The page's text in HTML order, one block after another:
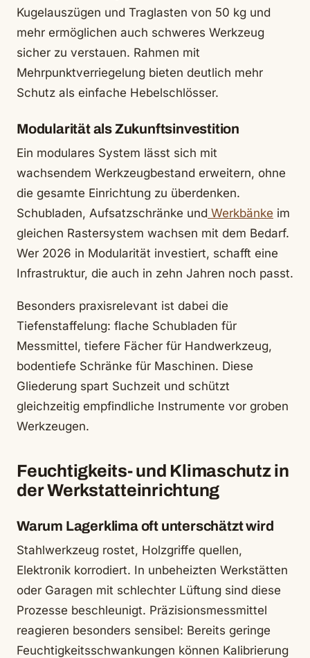
Kugelauszügen und Traglasten von 50 kg und
mehr ermöglichen auch schweres Werkzeug
sicher zu verstauen. Rahmen mit
Mehrpunktverriegelung bieten deutlich mehr
Schutz als einfache Hebelschlösser.
Modularität als Zukunftsinvestition
Ein modulares System lässt sich mit
wachsendem Werkzeugbestand erweitern, ohne
die gesamte Einrichtung zu überdenken.
Schubladen, Aufsatzschränke und Werkbänke im
gleichen Rastersystem wachsen mit dem Bedarf.
Wer 2026 in Modularität investiert, schafft eine
Infrastruktur, die auch in zehn Jahren noch passt.
Besonders praxisrelevant ist dabei die
Tiefenstaffelung: flache Schubladen für
Messmittel, tiefere Fächer für Handwerkzeug,
bodentiefe Schränke für Maschinen. Diese
Gliederung spart Suchzeit und schützt
gleichzeitig empfindliche Instrumente vor groben
Werkzeugen.
Feuchtigkeits- und Klimaschutz in
der Werkstatteinrichtung
Warum Lagerklima oft unterschätzt wird
Stahlwerkzeug rostet, Holzgriffe quellen,
Elektronik korrodiert. In unbeheizten Werkstätten
oder Garagen mit schlechter Lüftung sind diese
Prozesse beschleunigt. Präzisionsmessmittel
reagieren besonders sensibel: Bereits geringe
Feuchtigkeitsschwankungen können Kalibrierung